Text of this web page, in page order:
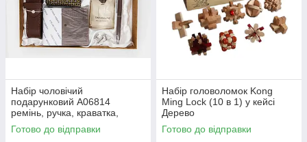
Набір чоловічий
подарунковий A06814
ремінь, ручка, краватка,
годинник, парфуми, запонки
Коричневий
Готово до відправки
Набір головоломок Kong
Ming Lock (10 в 1) у кейсі
Дерево
Готово до відправки